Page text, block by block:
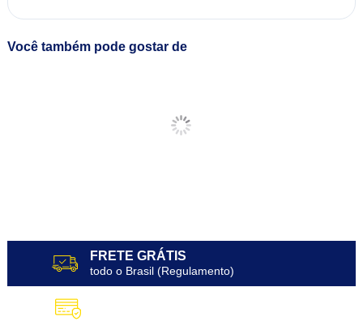
Você também pode gostar de
FRETE GRÁTIS
todo o Brasil (Regulamento)